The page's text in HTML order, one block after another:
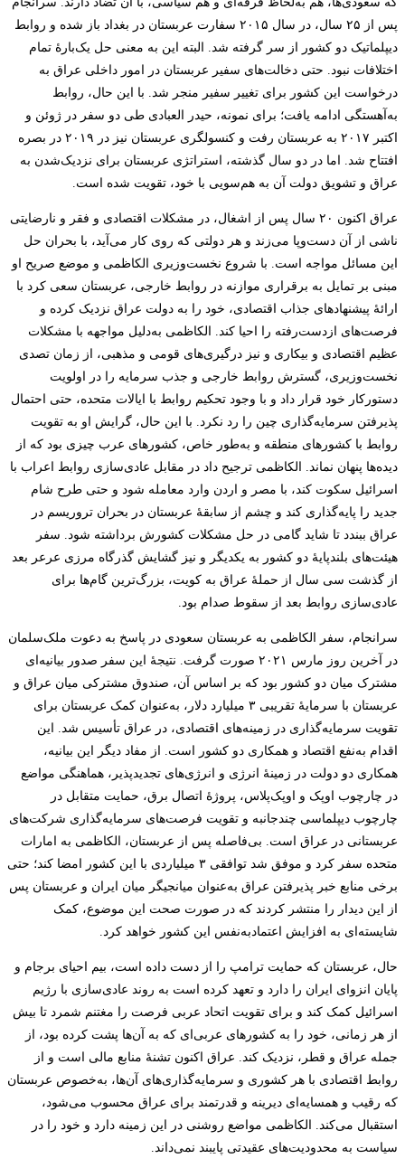
پس از ۲۵ سال، در سال ۲۰۱۵ سفارت عربستان در بغداد باز شده و روابط
دیپلماتیک دو کشور از سر گرفته شد. البته این به معنی حل یک‌بارۀ تمام
اختلافات نبود. حتی دخالت‌های سفیر عربستان در امور داخلی عراق به
درخواست این کشور برای تغییر سفیر منجر شد. با این حال، روابط
به‌آهستگی ادامه یافت؛ برای نمونه، حیدر العبادی طی دو سفر در ژوئن و
اکتبر ۲۰۱۷ به عربستان رفت و کنسولگری عربستان نیز در ۲۰۱۹ در بصره
افتتاح شد. اما در دو سال گذشته، استراتژی عربستان برای نزدیک‌شدن به
عراق و تشویق دولت آن به هم‌سویی با خود، تقویت شده است.
عراق اکنون ۲۰ سال پس از اشغال، در مشکلات اقتصادی و فقر و نارضایتی
ناشی از آن دست‌و‌پا می‌زند و هر دولتی که روی کار می‌آید، با بحران حل
این مسائل مواجه است. با شروع نخست‌وزیری الکاظمی و موضع صریح او
مبنی بر تمایل به برقراری موازنه در روابط خارجی، عربستان سعی کرد با
ارائۀ پیشنهادهای جذاب اقتصادی، خود را به دولت عراق نزدیک کرده و
فرصت‌های ازدست‌رفته را احیا کند. الکاظمی به‌دلیل مواجهه با مشکلات
عظیم اقتصادی و بیکاری و نیز درگیری‌‌های قومی و مذهبی، از زمان تصدی
نخست‌وزیری، گسترش روابط خارجی و جذب سرمایه را در اولویت
دستورکار خود قرار داد و با وجود تحکیم روابط با ایالات متحده، حتی احتمال
پذیرفتن سرمایه‌‌گذاری چین را رد نکرد. با این حال، گرایش او به تقویت
روابط با کشورهای منطقه و به‌طور خاص، کشورهای عرب چیزی بود که از
دیده‌ها پنهان نماند. الکاظمی ترجیح داد در مقابل عادی‌سازی روابط اعراب با
اسرائیل سکوت کند، با مصر و اردن وارد معامله شود و حتی طرح شام
جدید را پایه‌گذاری کند و چشم از سابقۀ عربستان در بحران تروریسم در
عراق ببندد تا شاید گامی در حل مشکلات کشورش برداشته شود. سفر
هیئت‌های بلندپایۀ دو کشور به یکدیگر و نیز گشایش گذرگاه مرزی عرعر بعد
از گذشت سی سال از حملۀ عراق به کویت، بزرگ‌ترین گام‌ها برای
عادی‌سازی روابط بعد از سقوط صدام بود.
سرانجام، سفر الکاظمی به عربستان سعودی در پاسخ به دعوت ملک‌سلمان
در آخرین روز مارس ۲۰۲۱ صورت گرفت. نتیجۀ این سفر صدور بیانیه‌ای
مشترک میان دو کشور بود که بر اساس آن، صندوق مشترکی میان عراق و
عربستان با سرمایۀ تقریبی ۳ میلیارد دلار، به‌عنوان کمک عربستان برای
تقویت سرمایه‌گذاری در زمینه‌های اقتصادی، در عراق تأسیس شد. این
اقدام به‌نفع اقتصاد و همکاری دو کشور است. از مفاد دیگر این بیانیه،
همکاری دو دولت در زمینۀ انرژی و انرژی‌های تجدید‌پذیر، هماهنگی مواضع
در چارچوب اوپک و اوپک‌‌پلاس، پروژۀ اتصال برق، حمایت متقابل در
چارچوب دیپلماسی چندجانبه و تقویت فرصت‌های سرمایه‌گذاری شرکت‌های
عربستانی در عراق است. بی‌فاصله پس از عربستان، الکاظمی به امارات
متحده سفر کرد و موفق شد توافقی ۳ میلیاردی با این کشور امضا کند؛ حتی
برخی منابع خبر پذیرفتن عراق به‌عنوان میانجیگر میان ایران و عربستان پس
از این دیدار را منتشر کردند که در صورت صحت این موضوع، کمک
شایسته‌ای به افزایش اعتمادبه‌نفس این کشور خواهد کرد.
حال، عربستان که حمایت ترامپ را از دست داده است، بیم احیای برجام و
پایان انزوای ایران را دارد و تعهد کرده است به روند عادی‌سازی با رژیم
اسرائیل کمک کند و برای تقویت اتحاد عربی فرصت را مغتنم شمرد تا بیش
از هر زمانی، خود را به کشورهای عربی‌ای که به آن‌ها پشت کرده بود، از
جمله عراق و قطر، نزدیک کند. عراق اکنون تشنۀ منابع مالی است و از
روابط اقتصادی با هر کشوری و سرمایه‌گذاری‌های آن‌ها، به‌خصوص عربستان
که رقیب و همسایه‌‌ای دیرینه و قدرتمند برای عراق محسوب می‌شود،
استقبال می‌کند. الکاظمی مواضع روشنی در این زمینه دارد و خود را در
سیاست به محدودیت‌های عقیدتی پایبند نمی‌داند.